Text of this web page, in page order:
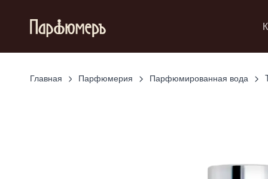
Главная Парфюмерия Парфюмированная вода